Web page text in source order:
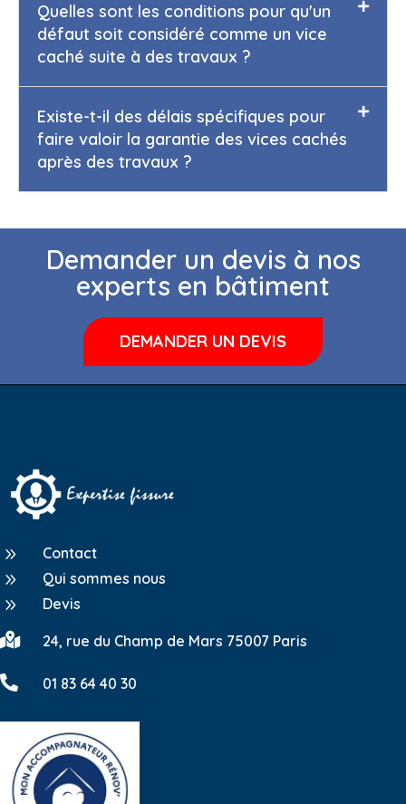
Quelles sont les conditions pour qu'un
défaut soit considéré comme un vice
caché suite à des travaux ?
Existe-t-il des délais spécifiques pour
faire valoir la garantie des vices cachés
après des travaux ?
Demander un devis à nos
experts en bâtiment
DEMANDER UN DEVIS
9 Contact
9 Qui sommes nous
9 Devis
 24, rue du Champ de Mars 75007 Paris
 01 83 64 40 30